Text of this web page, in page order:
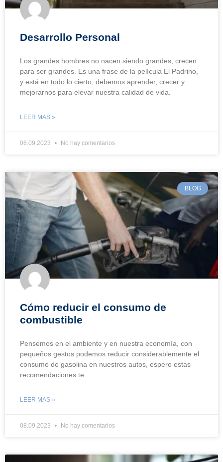
Desarrollo Personal
Los grandes hombres no nacen siendo grandes, crecen
para ser grandes. Es una frase de la película El Padrino,
y está en todo lo cierto, debemos aprender, crecer y
mejorarnos para elevar nuestra calidad de vida.
LEER MAS »
06.09.2023 No hay comentarios
BLOG
Cómo reducir el consumo de
combustible
Pensemos en el ambiente y en nuestra economía, con
pequeños gestos podemos reducir considerablemente el
consumo de gasolina en nuestros autos, espero estas
recomendaciones te
LEER MAS »
08.09.2023 No hay comentarios